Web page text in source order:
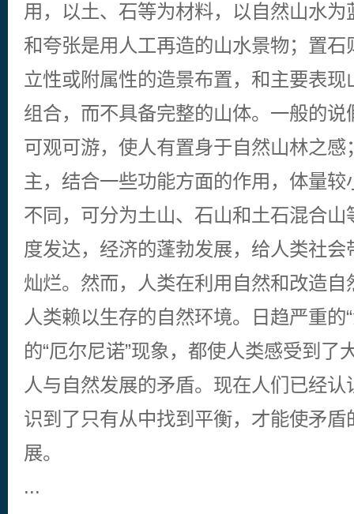
用，以土、石等为材料，以自然山水
和夸张是用人工再造的山水景物；置
立性或附属性的造景布置，和主要表
组合，而不具备完整的山体。一般的
可观可游，使人有置身于自然山林之
主，结合一些功能方面的作用，体量
不同，可分为土山、石山和土石混合
度发达，经济的蓬勃发展，给人类社
灿烂。然而，人类在利用自然和改造
人类赖以生存的自然环境。日趋严重的
的“厄尔尼诺”现象，都使人类感受到了
人与自然发展的矛盾。现在人们已经
识到了只有从中找到平衡，才能使矛
展。
...